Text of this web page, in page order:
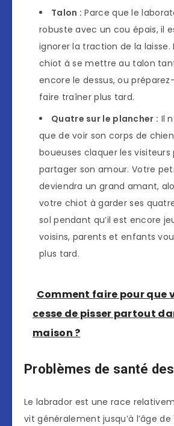
Talon : Parce que le
robuste avec un cou épais, il
ignorer la traction de la laisse.
chiot à se mettre au talon
encore le dessus, ou
faire traîner plus tard.
Quatre sur le plancher : Il
que de voir son corps de
boueuses claquer les
partager son amour. Votre
deviendra un grand amant,
votre chiot à garder ses
sol pendant qu’il est encore
voisins, parents et enfants
plus tard.
Comment faire pour que
cesse de pisser partout
maison ?
Problèmes de santé
Le labrador est une race
vit généralement jusqu’à l’âge de